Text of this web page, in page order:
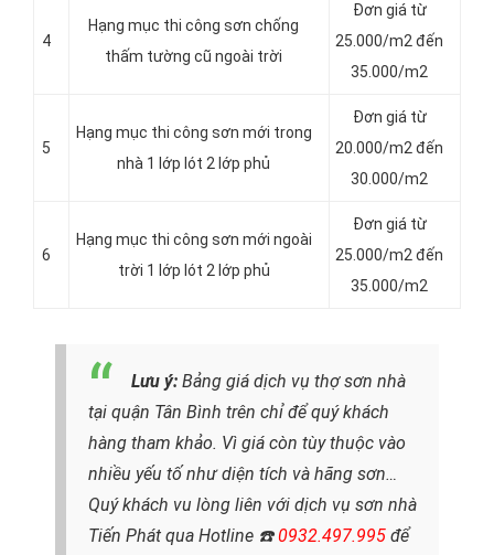
4
Hạng mục thi công sơn chống
thấm tường cũ ngoài trời
Đơn giá từ
25.000/m2 đến
35.000/m2
5
Hạng mục thi công sơn mới trong
nhà 1 lớp lót 2 lớp phủ
Đơn giá từ
20.000/m2 đến
30.000/m2
6
Hạng mục thi công sơn mới ngoài
trời 1 lớp lót 2 lớp phủ
Đơn giá từ
25.000/m2 đến
35.000/m2
Lưu ý: Bảng giá dịch vụ thợ sơn nhà
tại quận Tân Bình trên chỉ để quý khách
hàng tham khảo. Vì giá còn tùy thuộc vào
nhiều yếu tố như diện tích và hãng sơn…
Quý khách vu lòng liên với dịch vụ sơn nhà
Tiến Phát qua Hotline ☎️0932.497.995 để